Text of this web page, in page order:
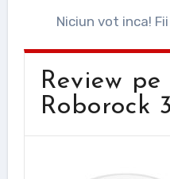
Niciun vot inca!
Review pe
Roborock